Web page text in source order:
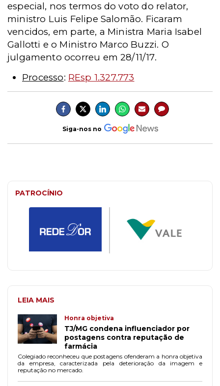
especial, nos termos do voto do relator,
ministro Luis Felipe Salomão. Ficaram
vencidos, em parte, a Ministra Maria Isabel
Gallotti e o Ministro Marco Buzzi. O
julgamento ocorreu em 28/11/17.
Processo: REsp 1.327.773
Siga-nos no
PATROCÍNIO
LEIA MAIS
Honra objetiva
TJ/MG condena influenciador por
postagens contra reputação de
farmácia
Colegiado reconheceu que postagens ofenderam a honra objetiva
da empresa, caracterizada pela deterioração da imagem e
reputação no mercado.